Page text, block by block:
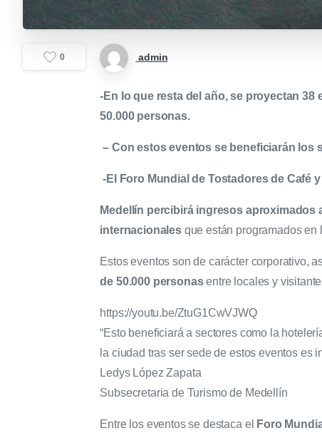
0 admin
-En lo que resta del año, se proyectan
50.000 personas.
– Con estos eventos se beneficiarán los
-El Foro Mundial de Tostadores de Café
Medellín percibirá ingresos aproximados
internacionalesque están programados en
Estos eventos son de carácter corporativo,
de 50.000 personasentre locales y
https://youtu.be/ZtuG1CwVJWQ
“Esto beneficiará a sectores como la
la ciudad tras ser sede de estos eventos
Ledys López Zapata
Subsecretaria de Turismo de Medellín
Entre los eventos se destaca el Foro